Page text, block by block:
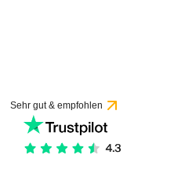
Sehr gut & empfohlen